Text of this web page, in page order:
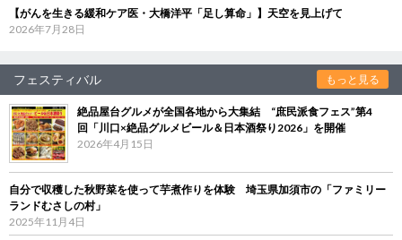
【がんを生きる緩和ケア医・大橋洋平「足し算命」】天空を見上げて
2026年7月28日
フェスティバル もっと見る
絶品屋台グルメが全国各地から大集結 “庶民派食フェス”第4
回「川口×絶品グルメビール＆日本酒祭り2026」を開催
2026年4月15日
自分で収穫した秋野菜を使って芋煮作りを体験 埼玉県加須市の「ファミリー
ランドむさしの村」
2025年11月4日